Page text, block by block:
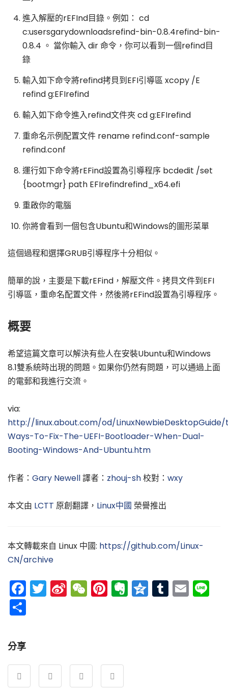
進入解壓的rEFInd目錄。例如： cd
c:usersgarydownloadsrefind-bin-0.8.4refind-bin-
0.8.4 。 當你輸入 dir 命令，你可以看到一個refind目
錄
輸入如下命令將refind拷貝到EFI引導區 xcopy /E
refind g:EFIrefind
輸入如下命令進入refind文件夾 cd g:EFIrefind
重命名示例配置文件 rename refind.conf-sample
refind.conf
運行如下命令將rEFind設置為引導程序 bcdedit /set
{bootmgr} path EFIrefindrefind_x64.efi
重啟你的電腦
你將會看到一個包含Ubuntu和Windows的圖形菜單
這個過程和選擇GRUB引導程序十分相似。
簡單的說，主要是下載rEFind，解壓文件。拷貝文件到EFI
引導區，重命名配置文件，然後將rEFind設置為引導程序。
概要
希望這篇文章可以解決有些人在安裝Ubuntu和Windows
8.1雙系統時出現的問題。如果你仍然有問題，可以通過上面
的電郵和我進行交流。
via:
http://linux.about.com/od/
Ways-To-Fix-The-UEFI-Bootloader-When-Dual-
Booting-Windows-And-Ubuntu.htm
作者： Gary Newell譯者： zhouj-sh校對： wxy
本文由 LCTT 原創翻譯， Linux中國 榮譽推出
本文轉載來自 Linux 中國: https://github.com/Linux-
CN/archive
Facebook
Twitter
Sina
Weibo
WeChat
Pinterest
Evernote
Qzone
Tumblr
分享